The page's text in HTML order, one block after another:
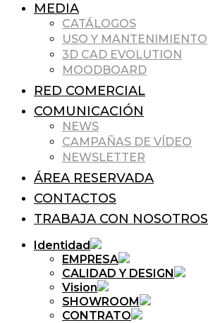
MEDIA
CATÁLOGOS
USO Y MANTENIMIENTO
3D CAD EVOLUTION
MOODBOARD
RED COMERCIAL
COMUNICACIÓN
NEWS
CAMPAÑAS DE VÍDEO
NEWSLETTER
ÁREA RESERVADA
CONTACTOS
TRABAJA CON NOSOTROS
Identidad
EMPRESA
CALIDAD Y DESIGN
Vision
SHOWROOM
CONTRATO